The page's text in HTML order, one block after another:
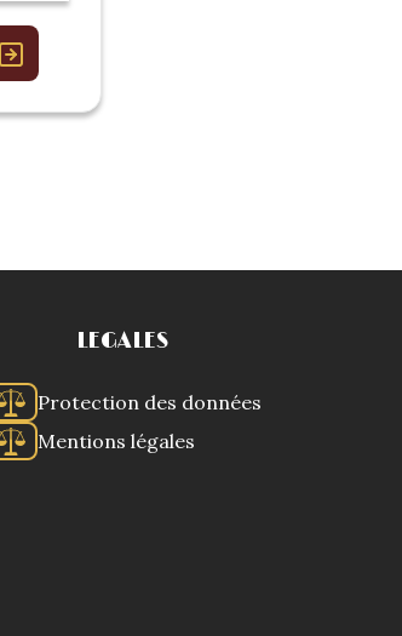
LEGALES
Protection des données
Mentions légales